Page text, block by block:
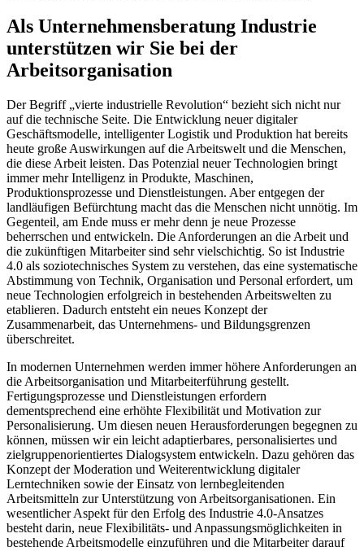
Als Unternehmensberatung Industrie
unterstützen wir Sie bei der
Arbeitsorganisation
Der Begriff „vierte industrielle Revolution“ bezieht sich nicht nur
auf die technische Seite. Die Entwicklung neuer digitaler
Geschäftsmodelle, intelligenter Logistik und Produktion hat bereits
heute große Auswirkungen auf die Arbeitswelt und die Menschen,
die diese Arbeit leisten. Das Potenzial neuer Technologien bringt
immer mehr Intelligenz in Produkte, Maschinen,
Produktionsprozesse und Dienstleistungen. Aber entgegen der
landläufigen Befürchtung macht das die Menschen nicht unnötig. Im
Gegenteil, am Ende muss er mehr denn je neue Prozesse
beherrschen und entwickeln. Die Anforderungen an die Arbeit und
die zukünftigen Mitarbeiter sind sehr vielschichtig. So ist Industrie
4.0 als soziotechnisches System zu verstehen, das eine systematische
Abstimmung von Technik, Organisation und Personal erfordert, um
neue Technologien erfolgreich in bestehenden Arbeitswelten zu
etablieren. Dadurch entsteht ein neues Konzept der
Zusammenarbeit, das Unternehmens- und Bildungsgrenzen
überschreitet.
In modernen Unternehmen werden immer höhere Anforderungen an
die Arbeitsorganisation und Mitarbeiterführung gestellt.
Fertigungsprozesse und Dienstleistungen erfordern
dementsprechend eine erhöhte Flexibilität und Motivation zur
Personalisierung. Um diesen neuen Herausforderungen begegnen zu
können, müssen wir ein leicht adaptierbares, personalisiertes und
zielgruppenorientiertes Dialogsystem entwickeln. Dazu gehören das
Konzept der Moderation und Weiterentwicklung digitaler
Lerntechniken sowie der Einsatz von lernbegleitenden
Arbeitsmitteln zur Unterstützung von Arbeitsorganisationen. Ein
wesentlicher Aspekt für den Erfolg des Industrie 4.0-Ansatzes
besteht darin, neue Flexibilitäts- und Anpassungsmöglichkeiten in
bestehende Arbeitsmodelle einzuführen und die Mitarbeiter darauf